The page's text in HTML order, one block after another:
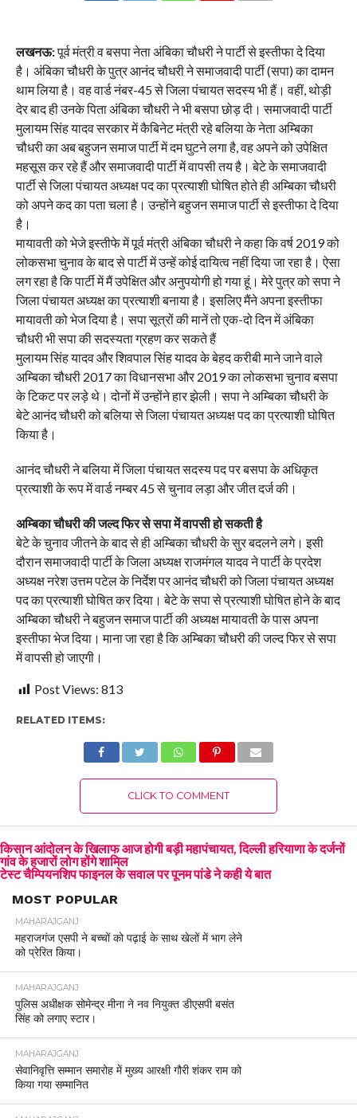
लखनऊ:पूर्व मंत्री व बसपा नेता अंबिका चौधरी ने पार्टी से इस्तीफा दे दिया
है। अंबिका चौधरी के पुत्र आनंद चौधरी ने समाजवादी पार्टी (सपा) का दामन
थाम लिया है। वह वार्ड नंबर-45 से जिला पंचायत सदस्य भी हैं। वहीं, थोड़ी
देर बाद ही उनके पिता अंबिका चौधरी ने भी बसपा छोड़ दी। समाजवादी पार्टी
मुलायम सिंह यादव सरकार में कैबिनेट मंत्री रहे बलिया के नेता अम्बिका
चौधरी का अब बहुजन समाज पार्टी में दम घुटने लगा है, वह अपने को उपेक्षित
महसूस कर रहे हैं और समाजवादी पार्टी में वापसी तय है। बेटे के समाजवादी
पार्टी से जिला पंचायत अध्यक्ष पद का प्रत्याशी घोषित होते ही अम्बिका चौधरी
को अपने कद का पता चला है। उन्होंने बहुजन समाज पार्टी से इस्तीफा दे दिया
है।
मायावती को भेजे इस्तीफे में पूर्व मंत्री अंबिका चौधरी ने कहा कि वर्ष 2019 को
लोकसभा चुनाव के बाद से पार्टी में उन्हें कोई दायित्व नहीं दिया जा रहा है। ऐसा
लग रहा है कि पार्टी में मैं उपेक्षित और अनुपयोगी हो गया हूं। मेरे पुत्र को सपा ने
जिला पंचायत अध्यक्ष का प्रत्याशी बनाया है। इसलिए मैंने अपना इस्तीफा
मायावती को भेज दिया है। सपा सूत्रों की मानें तो एक-दो दिन में अंबिका
चौधरी भी सपा की सदस्यता ग्रहण कर सकते हैं
मुलायम सिंह यादव और शिवपाल सिंह यादव के बेहद करीबी माने जाने वाले
अम्बिका चौधरी 2017 का विधानसभा और 2019 का लोकसभा चुनाव बसपा
के टिकट पर लड़े थे। दोनों में उन्होंने हार झेली। सपा ने अम्बिका चौधरी के
बेटे आनंद चौधरी को बलिया से जिला पंचायत अध्यक्ष पद का प्रत्याशी घोषित
किया है।
आनंद चौधरी ने बलिया में जिला पंचायत सदस्य पद पर बसपा के अधिकृत
प्रत्याशी के रूप में वार्ड नम्बर 45 से चुनाव लड़ा और जीत दर्ज की।
अम्बिका चौधरी की जल्द फिर से सपा में वापसी हो सकती है
बेटे के चुनाव जीतने के बाद से ही अम्बिका चौधरी के सुर बदलने लगे। इसी
दौरान समाजवादी पार्टी के जिला अध्यक्ष राजमंगल यादव ने पार्टी के प्रदेश
अध्यक्ष नरेश उत्तम पटेल के निर्देश पर आनंद चौधरी को जिला पंचायत अध्यक्ष
पद का प्रत्याशी घोषित कर दिया। बेटे के सपा से प्रत्याशी घोषित होने के बाद
अम्बिका चौधरी ने बहुजन समाज पार्टी की अध्यक्ष मायावती के पास अपना
इस्तीफा भेज दिया। माना जा रहा है कि अम्बिका चौधरी की जल्द फिर से सपा
में वापसी हो जाएगी।
Post Views: 813
RELATED ITEMS:
CLICK TO COMMENT
किसान आंदोलन के खिलाफ आज होगी बड़ी महापंचायत, दिल्ली हरियाणा के दर्जनों
गांव के हजारों लोग होंगे शामिल
टेस्ट चैम्पियनशिप फाइनल के सवाल पर पूनम पांडे ने कही ये बात
MOST POPULAR
MAHARAJGANJ
महराजगंज एसपी ने बच्चों को पढ़ाई के साथ खेलों में भाग लेने
को प्रेरित किया।
MAHARAJGANJ
पुलिस अधीक्षक सोमेन्द्र मीना ने नव नियुक्त डीएसपी बसंत
सिंह को लगाए स्टार।
MAHARAJGANJ
सेवानिवृत्ति सम्मान समारोह में मुख्य आरक्षी गौरी शंकर राम को
किया गया सम्मानित